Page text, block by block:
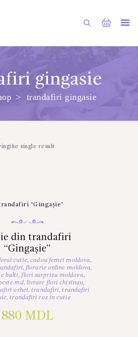
gingasie
trandafiri gingasie
NOI
single result
din trandafiri
“Gingașie”
cutie,cadou femei moldova,
, florarie online moldova,
balti, flori surpriza moldova,
, livrare flori chisinau,
orhei, trandafiri, trandafiri
, trandafiri roz in cutie
880 MDL